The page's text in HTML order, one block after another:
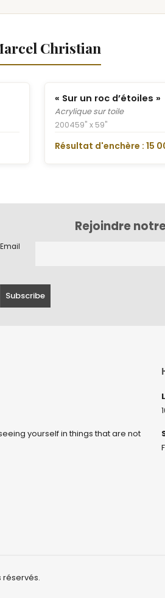
Christian
« Sur un roc d’étoiles »
Acrylique sur toile
200459" x 59"
Résultat d'enchère : 15
Rejoindre
Email
yourself in things that are not
réservés.